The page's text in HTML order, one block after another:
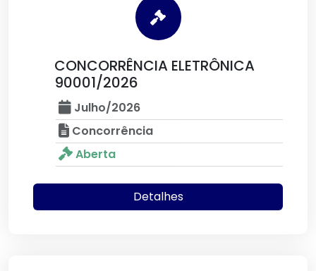
CONCORRÊNCIA ELETRÔNICA
90001/2026
Julho/2026
Concorrência
Aberta
Detalhes